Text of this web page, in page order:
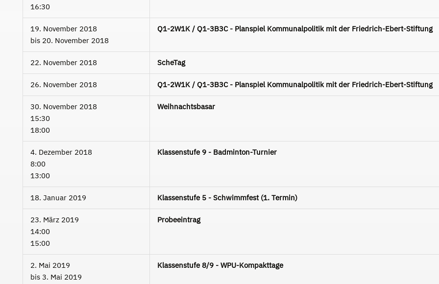
16:30
19. November 2018
bis 20. November 2018
Q1-2W1K / Q1-3B3C - Planspiel Kommunalpolitik mit der Friedrich-Ebert-Stiftung
22. November 2018 ScheTag
26. November 2018 Q1-2W1K / Q1-3B3C - Planspiel Kommunalpolitik mit der Friedrich-Ebert-Stiftung
30. November 2018
15:30
18:00
Weihnachtsbasar
4. Dezember 2018
8:00
13:00
Klassenstufe 9 - Badminton-Turnier
18. Januar 2019 Klassenstufe 5 - Schwimmfest (1. Termin)
23. März 2019
14:00
15:00
Probeeintrag
2. Mai 2019
bis 3. Mai 2019
Klassenstufe 8/9 - WPU-Kompakttage